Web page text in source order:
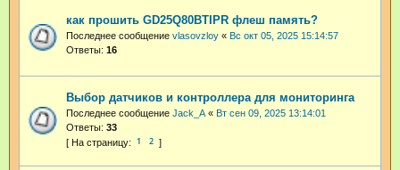
как прошить GD25Q80BTIPR флеш память?
Последнее сообщение vlasovzloy « Вс окт 05, 2025 15:14:57
Ответы: 16
Выбор датчиков и контроллера для мониторинга
Последнее сообщение Jack_A « Вт сен 09, 2025 13:14:01
Ответы: 33
1 2